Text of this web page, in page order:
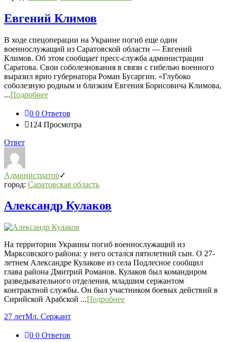
Евгений Климов
В ходе спецоперации на Украине погиб еще один
военнослужащий из Саратовской области — Евгений
Климов. Об этом сообщает пресс-служба администрации
Саратова. Свои соболезнования в связи с гибелью военного
выразил врио губернатора Роман Бусаргин. «Глубоко
соболезную родным и близким Евгения Борисовича Климова,
...Подробнее
0 0 Ответов
124 Просмотра
Ответ
Администратор
город: Саратовская область
Александр Кулаков
На территории Украины погиб военнослужащий из
Марксовского района: у него остался пятилетний сын. О 27-
летнем Александре Кулакове из села Подлесное сообщил
глава района Дмитрий Романов. Кулаков был командиром
разведывательного отделения, младшим сержантом
контрактной службы. Он был участником боевых действий в
Сирийской Арабской ...Подробнее
27 летМл. Сержант
0 0 Ответов